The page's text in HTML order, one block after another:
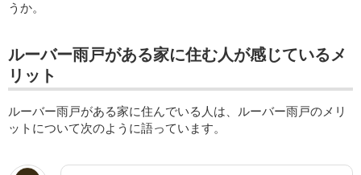
うか。
ルーバー雨戸がある家に住む人が感じているメ
リット
ルーバー雨戸がある家に住んでいる人は、ルーバー雨戸のメリ
ットについて次のように語っています。